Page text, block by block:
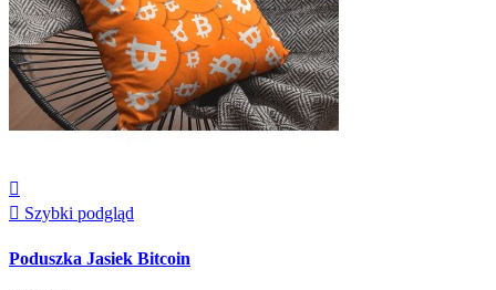

 Szybki podgląd
Poduszka Jasiek Bitcoin